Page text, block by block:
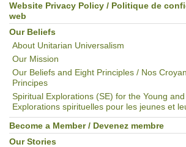
Website Privacy Policy / Politique de
web
Our Beliefs
About Unitarian Universalism
Our Mission
Our Beliefs and Eight Principles / Nos
Principes
Spiritual Explorations (SE) for the Young
Explorations spirituelles pour les jeunes et
Become a Member / Devenez membre
Our Stories